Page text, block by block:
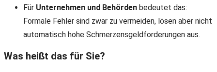
Für Unternehmen und Behörden bedeutet das:
Formale Fehler sind zwar zu vermeiden, lösen aber nicht
automatisch hohe Schmerzensgeldforderungen aus.
Was heißt das für Sie?